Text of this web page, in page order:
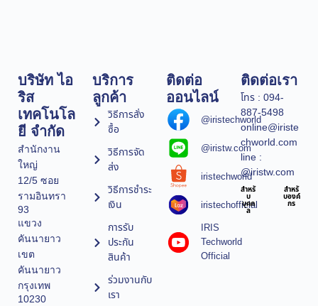
บริษัท ไอ
ริส
เทคโนโล
ยี จำกัด
สำนักงาน
ใหญ่
12/5 ซอย
รามอินทรา
93
แขวง
คันนายาว
เขต
คันนายาว
กรุงเทพ
10230
บริการ
ลูกค้า
วิธีการสั่ง
ซื้อ
วิธีการจัด
ส่ง
วิธีการชำระ
เงิน
การรับ
ประกัน
สินค้า
ร่วมงานกับ
เรา
ติดต่อ
ออนไลน์
@iristechworld
@iristw.com
iristechworld
iristechofficial
IRIS
Techworld
Official
ติดต่อเรา
โทร : 094-
887-5498
online@iriste
chworld.com
line :
@iristw.com
สำหรั
บ
บุคค
ล
สำหรั
บองค์
กร